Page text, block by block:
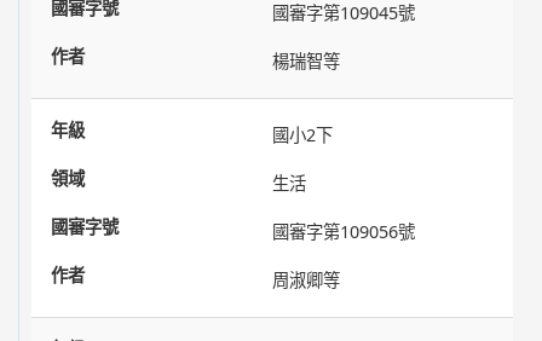
國審字第109045號
楊瑞智等
國小2下
生活
國審字第109056號
周淑卿等